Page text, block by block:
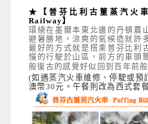
★【普芬比利古董蒸汽火
Railway】
環繞在墨爾本東北邊的丹頓農
避暑勝地，涼爽的氣候造就許
最好的方式就是搭乘普芬比利
慢的行駛於山區，前方的車頭
般復古的感覺好似回到百年前般
(如遇蒸汽火車維修、停駛或預
澳幣30元。午餐則改為西式套